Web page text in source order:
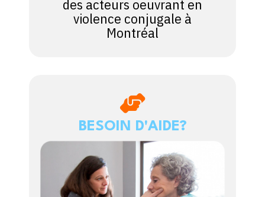
des acteurs oeuvrant en
violence conjugale à
Montréal
BESOIN D'AIDE?